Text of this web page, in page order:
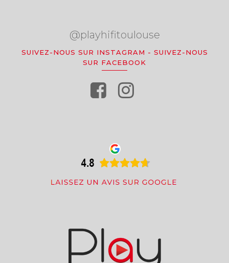
@playhifitoulouse
SUIVEZ-NOUS SUR INSTAGRAM - SUIVEZ-NOUS
SUR FACEBOOK